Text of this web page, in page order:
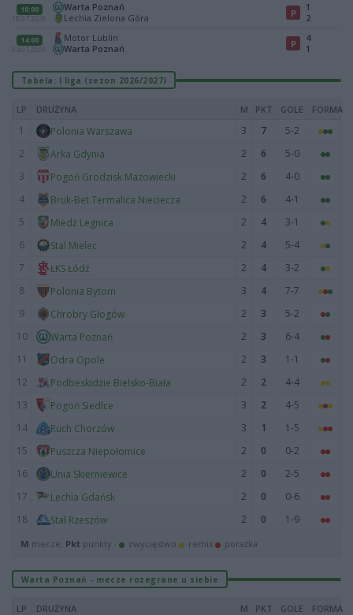
10:00
18.07.2026
Warta Poznań
Lechia Zielona Góra
P
1
2
14:00
03.07.2026
Motor Lublin
Warta Poznań
P
4
1
Tabela: I liga (sezon 2026/2027)
LP DRUŻYNA M PKT GOLE FORMA
1 Polonia Warszawa 3 7
5-2
2
Arka Gdynia 2 6
5-0
3
Pogoń Grodzisk Mazowiecki 2 6
4-0
4
Bruk-Bet Termalica Nieciecza 2 6
4-1
5
Miedź Legnica 2 4
3-1
6
Stal Mielec 2 4
5-4
7
ŁKS Łódź 2 4
3-2
8
Polonia Bytom 3 4
7-7
9
Chrobry Głogów 2 3
5-2
10
Warta Poznań 2 3
6-4
11
Odra Opole 2 3
1-1
12
Podbeskidzie Bielsko-Biała 2 2
4-4
13
Pogoń Siedlce 3 2
4-5
14
Ruch Chorzów 3 1
1-5
15
Puszcza Niepołomice 2 0
0-2
16
Unia Skierniewice 2 0
2-5
17
Lechia Gdańsk 2 0
0-6
18
Stal Rzeszów 2 0 1-9
M mecze, Pkt punkty · zwycięstwo remis porażka
Warta Poznań - mecze rozegrane u siebie
LP DRUŻYNA M PKT GOLE FORMA